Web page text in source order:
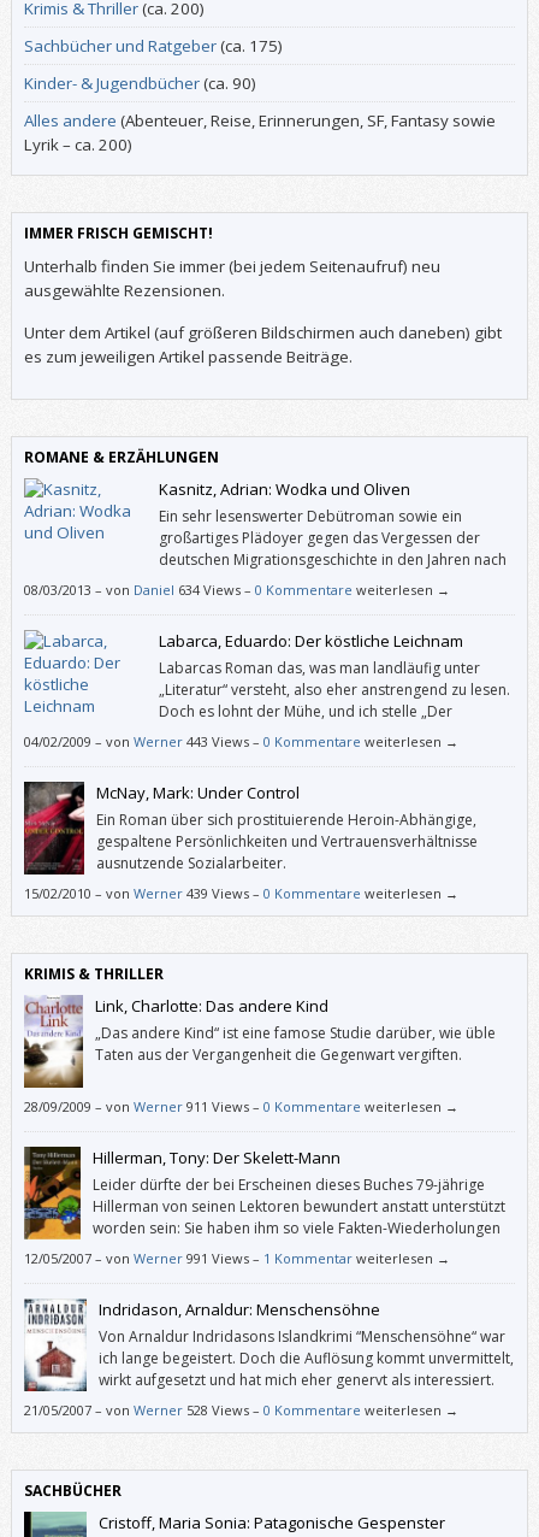
Krimis & Thriller(ca. 200)
Sachbücher und Ratgeber(ca. 175)
Kinder- & Jugendbücher(ca. 90)
Alles andere (Abenteuer, Reise, Erinnerungen, SF, Fantasy sowie
Lyrik – ca. 200)
IMMER FRISCH GEMISCHT!
Unterhalb finden Sie immer (bei jedem Seitenaufruf) neu
ausgewählte Rezensionen.
Unter dem Artikel (auf größeren Bildschirmen auch daneben) gibt
es zum jeweiligen Artikel passende Beiträge.
ROMANE & ERZÄHLUNGEN
Kasnitz, Adrian: Wodka und Oliven
Ein sehr lesenswerter Debütroman sowie ein
großartiges Plädoyer gegen das Vergessen der
deutschen Migrationsgeschichte in den Jahren nach
der Wiedervereinigung.
08/03/2013 – von Daniel 634 Views – 0 Kommentare weiterlesen →
Labarca, Eduardo: Der köstliche Leichnam
Labarcas Roman das, was man landläufig unter
„Literatur“ versteht, also eher anstrengend zu lesen.
Doch es lohnt der Mühe, und ich stelle „Der
köstliche Leichnam“ auf dieselbe hohe Stufe wie
04/02/2009 – von Werner 443 Views – 0 Kommentare weiterlesen →
McNay, Mark: Under Control
Ein Roman über sich prostituierende Heroin-Abhängige,
gespaltene Persönlichkeiten und Vertrauensverhältnisse
ausnutzende Sozialarbeiter.
15/02/2010 – von Werner 439 Views – 0 Kommentare weiterlesen →
KRIMIS & THRILLER
Link, Charlotte: Das andere Kind
„Das andere Kind“ ist eine famose Studie darüber, wie üble
Taten aus der Vergangenheit die Gegenwart vergiften.
28/09/2009 – von Werner 911 Views – 0 Kommentare weiterlesen →
Hillerman, Tony: Der Skelett-Mann
Leider dürfte der bei Erscheinen dieses Buches 79-jährige
Hillerman von seinen Lektoren bewundert anstatt unterstützt
worden sein: Sie haben ihm so viele Fakten-Wiederholungen
durchgehen lassen, dass man sich beim Lesen fragt, für wie
12/05/2007– von Werner 991 Views – 1 Kommentar weiterlesen →
Indridason, Arnaldur: Menschensöhne
Von Arnaldur Indridasons Islandkrimi “Menschensöhne“ war
ich lange begeistert. Doch die Auflösung kommt unvermittelt,
wirkt aufgesetzt und hat mich eher genervt als interessiert.
Schade.
21/05/2007– von Werner 528 Views – 0 Kommentare weiterlesen →
SACHBÜCHER
Cristoff, Maria Sonia: Patagonische Gespenster